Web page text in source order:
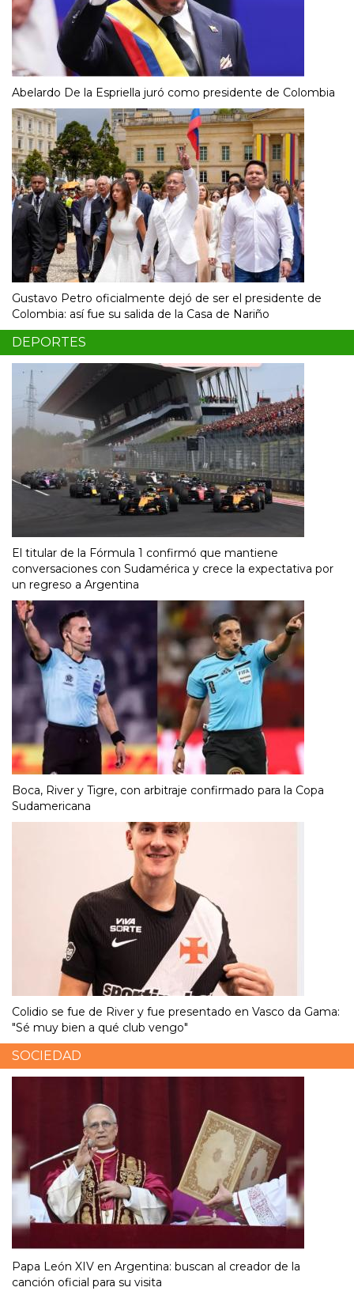
Abelardo De la Espriella juró como presidente de Colombia
Gustavo Petro oficialmente dejó de ser el presidente de
Colombia: así fue su salida de la Casa de Nariño
DEPORTES
El titular de la Fórmula 1 confirmó que mantiene
conversaciones con Sudamérica y crece la expectativa por
un regreso a Argentina
Boca, River y Tigre, con arbitraje confirmado para la Copa
Sudamericana
Colidio se fue de River y fue presentado en Vasco da Gama:
"Sé muy bien a qué club vengo"
SOCIEDAD
Papa León XIV en Argentina: buscan al creador de la
canción oficial para su visita